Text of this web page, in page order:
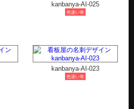
kanbanya-AI-025
色違い有
kanbanya-AI-023
色違い有